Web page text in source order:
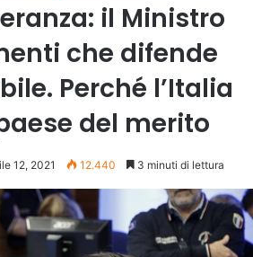
il Ministro
che difende
Perché l’Italia
del merito
12, 2021 12.440 3 minuti di lettura